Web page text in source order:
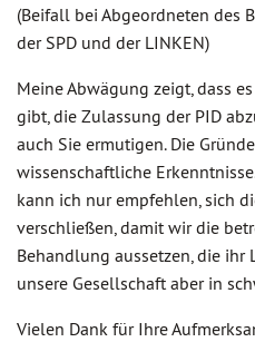
(Beifall bei Abgeordneten des
der SPD und der LINKEN)
Meine Abwägung zeigt, dass
gibt, die Zulassung der PID
auch Sie ermutigen. Die
wissenschaftliche
kann ich nur empfehlen, sich
verschließen, damit wir die
Behandlung aussetzen, die ihr
unsere Gesellschaft aber in
Vielen Dank für Ihre